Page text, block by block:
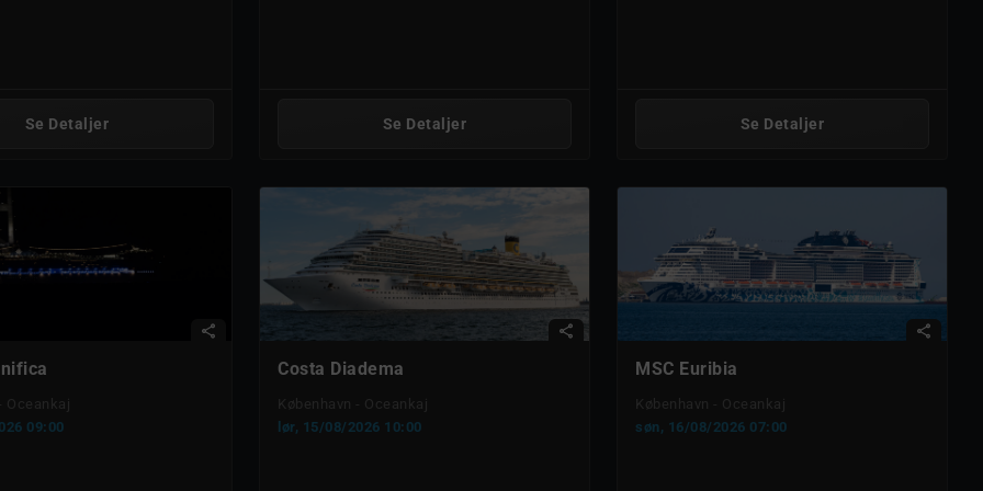
Se Detaljer Se Detaljer Se Detaljer
share
Oceankaj
09:00
share
Costa Diadema
København - Oceankaj
lør, 15/08/2026 10:00
share
MSC Euribia
København - Oceankaj
søn, 16/08/2026 07:00